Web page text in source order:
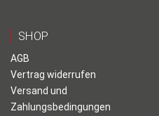
SHOP
AGB
Vertrag widerrufen
Versand und
Zahlungsbedingungen